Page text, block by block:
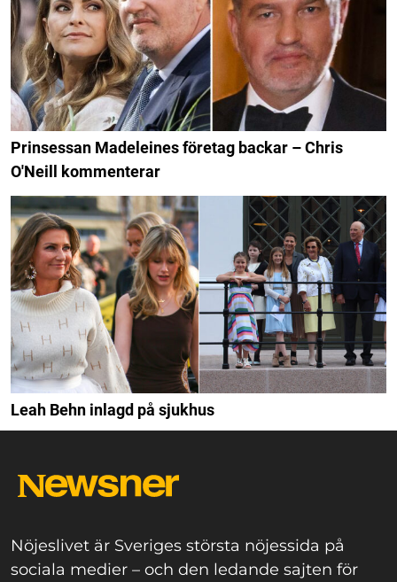
Prinsessan Madeleines företag backar – Chris
O'Neill kommenterar
Leah Behn inlagd på sjukhus
Nöjeslivet är Sveriges största nöjessida på
sociala medier – och den ledande sajten för